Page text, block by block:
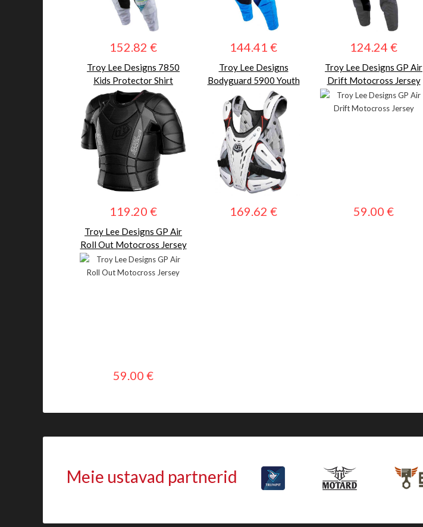
152.82 € 144.41 € 124.24 €
Troy Lee Designs 7850
Kids Protector Shirt
119.20 €
Troy Lee Designs
Bodyguard 5900 Youth
Chest Protector
169.62 €
Troy Lee Designs GP Air
Drift Motocross Jersey
59.00 €
Troy Lee Designs GP Air
Roll Out Motocross Jersey
59.00 €
Meie ustavad partnerid